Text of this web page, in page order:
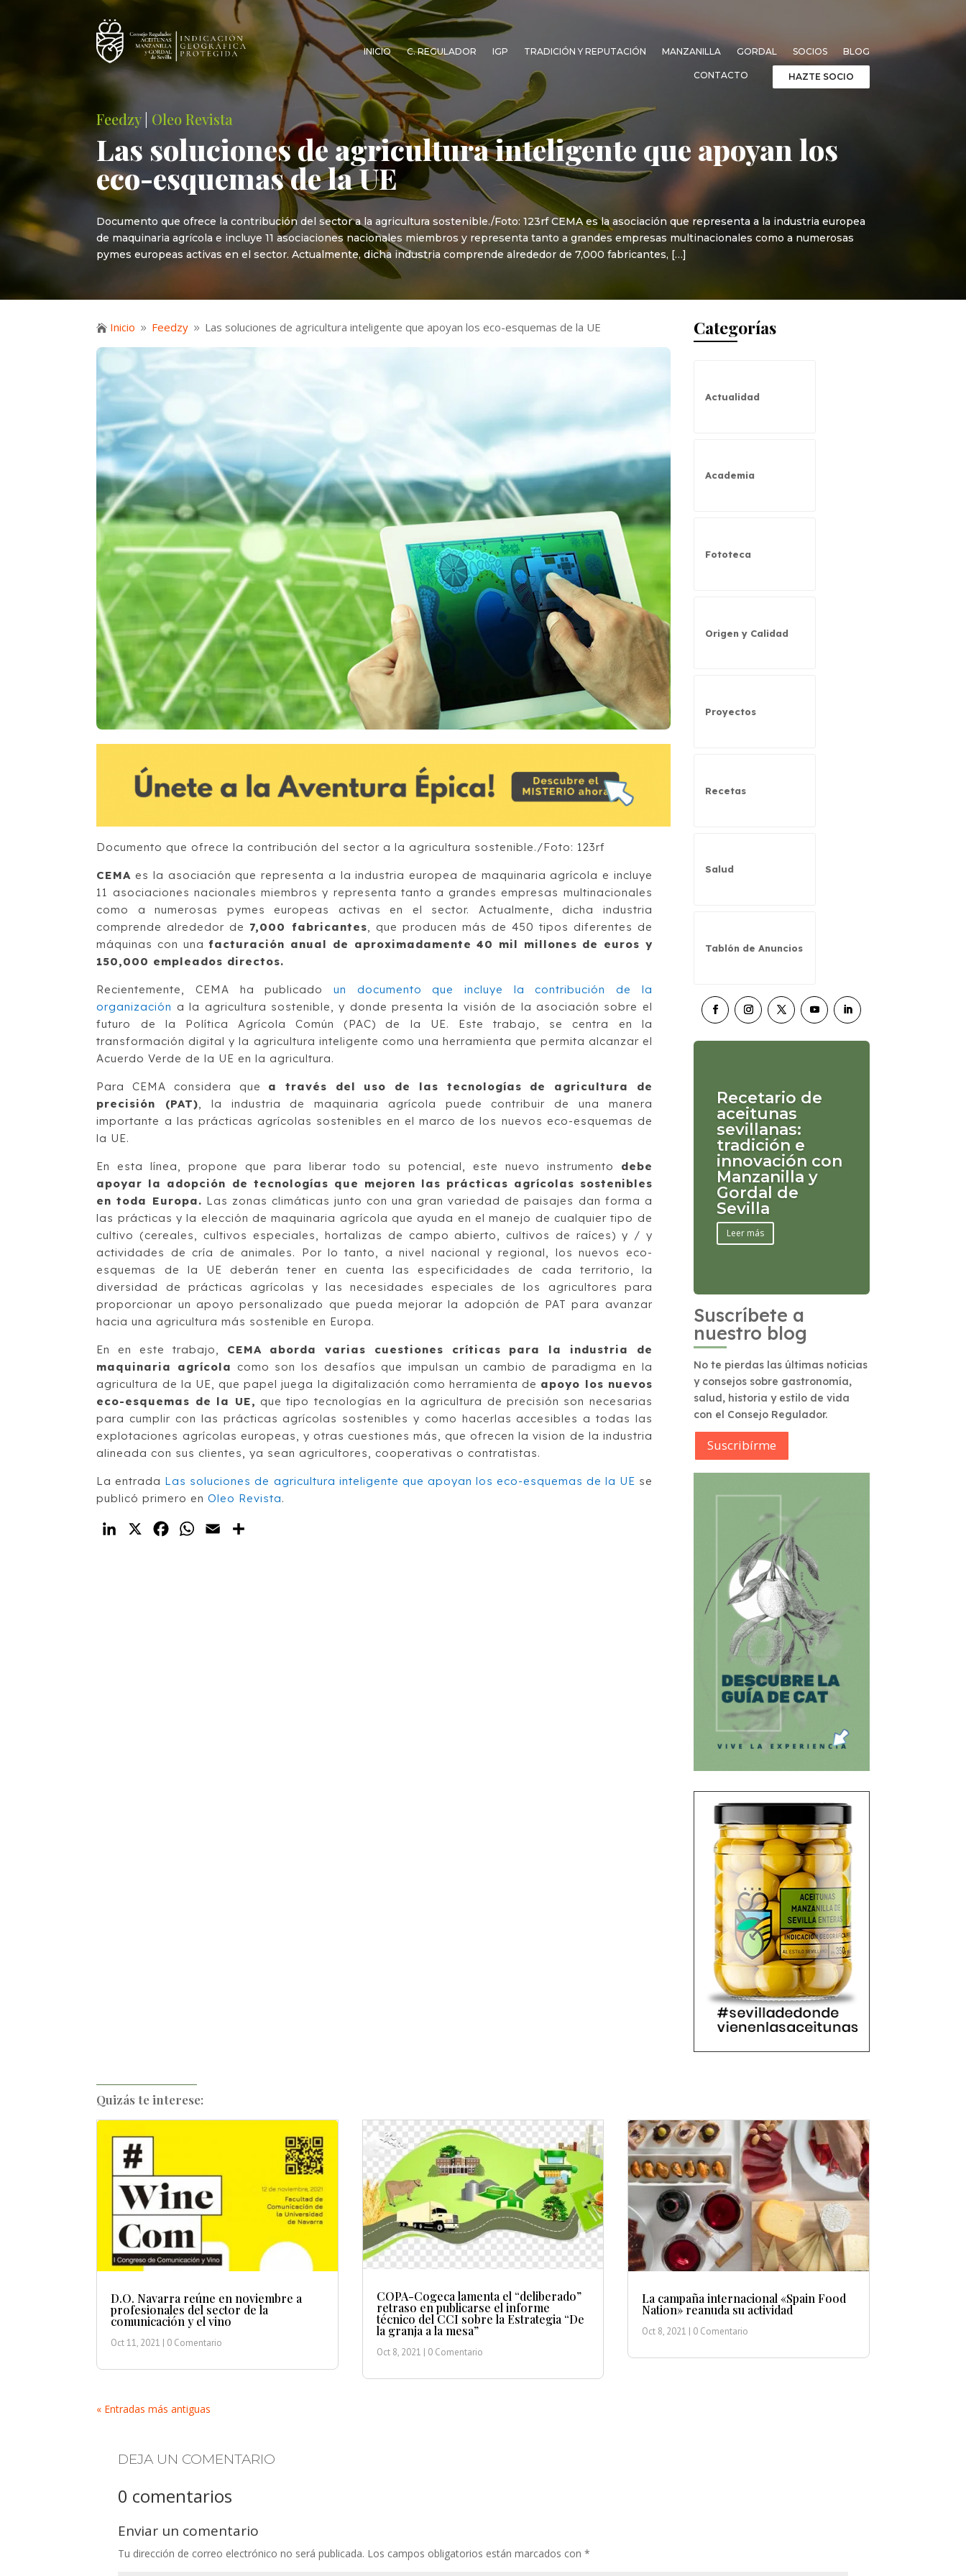
INICIO C. REGULADOR IGP TRADICIÓN Y REPUTACIÓN MANZANILLA GORDAL SOCIOS BLOG
CONTACTO HAZTE SOCIO
Feedzy| Oleo Revista
Las soluciones de agricultura inteligente que apoyan los
eco-esquemas de la UE
Documento que ofrece la contribución del sector a la agricultura sostenible./Foto: 123rf CEMA es la asociación que representa a la industria europea
de maquinaria agrícola e incluye 11 asociaciones nacionales miembros y representa tanto a grandes empresas multinacionales como a numerosas
pymes europeas activas en el sector. Actualmente, dicha industria comprende alrededor de 7,000 fabricantes, […]
 Inicio 9 Feedzy 9 Las soluciones de agricultura inteligente que apoyan los eco-esquemas de la UE
Documento que ofrece la contribución del sector a la agricultura sostenible./Foto: 123rf
CEMA es la asociación que representa a la industria europea de maquinaria agrícola e incluye
11 asociaciones nacionales miembros y representa tanto a grandes empresas multinacionales
como a numerosas pymes europeas activas en el sector. Actualmente, dicha industria
comprende alrededor de 7,000 fabricantes , que producen más de 450 tipos diferentes de
máquinas con unafacturación anual de aproximadamente 40 mil millones de euros y
150,000 empleados directos.
Recientemente, CEMA ha publicadoun documento que incluye la contribución de la
organización a la agricultura sostenible, y donde presenta la visión de la asociación sobre el
futuro de la Política Agrícola Común (PAC) de la UE. Este trabajo, se centra en la
transformación digital y la agricultura inteligente como una herramienta que permita alcanzar el
Acuerdo Verde de la UE en la agricultura.
Para CEMA considera que a través del uso de las tecnologías de agricultura de
precisión (PAT) , la industria de maquinaria agrícola puede contribuir de una manera
importante a las prácticas agrícolas sostenibles en el marco de los nuevos eco-esquemas de
la UE.
En esta línea, propone que para liberar todo su potencial, este nuevo instrumento debe
apoyar la adopción de tecnologías que mejoren las prácticas agrícolas sostenibles
en toda Europa. Las zonas climáticas junto con una gran variedad de paisajes dan forma a
las prácticas y la elección de maquinaria agrícola que ayuda en el manejo de cualquier tipo de
cultivo (cereales, cultivos especiales, hortalizas de campo abierto, cultivos de raíces) y / y
actividades de cría de animales. Por lo tanto, a nivel nacional y regional, los nuevos eco-
esquemas de la UE deberán tener en cuenta las especificidades de cada territorio, la
diversidad de prácticas agrícolas y las necesidades especiales de los agricultores para
proporcionar un apoyo personalizado que pueda mejorar la adopción de PAT para avanzar
hacia una agricultura más sostenible en Europa.
En en este trabajo, CEMA aborda varias cuestiones críticas para la industria de
maquinaria agrícola como son los desafíos que impulsan un cambio de paradigma en la
agricultura de la UE, que papel juega la digitalización como herramienta de apoyo los nuevos
eco-esquemas de la UE, que tipo tecnologías en la agricultura de precisión son necesarias
para cumplir con las prácticas agrícolas sostenibles y como hacerlas accesibles a todas las
explotaciones agrícolas europeas, y otras cuestiones más, que ofrecen la vision de la industria
alineada con sus clientes, ya sean agricultores, cooperativas o contratistas.
La entrada Las soluciones de agricultura inteligente que apoyan los eco-esquemas de la UE se
publicó primero enOleo Revista.
LinkedIn
X FacebookWhatsApp
Email
Categorías
Actualidad
Academia
Fototeca
Origen y Calidad
Proyectos
Recetas
Salud
Tablón de Anuncios
Recetario de
aceitunas
sevillanas:
tradición e
innovación con
Manzanilla y
Gordal de
Sevilla
Leer más
Suscríbete a
nuestro blog
No te pierdas las últimas noticias
y consejos sobre gastronomía,
salud, historia y estilo de vida
con el Consejo Regulador.
Suscribírme
Quizás te interese:
D.O. Navarra reúne en noviembre a
profesionales del sector de la
comunicación y el vino
Oct 11, 2021 | 0 Comentario
COPA-Cogeca lamenta el “deliberado”
retraso en publicarse el informe
técnico del CCI sobre la Estrategia “De
la granja a la mesa”
Oct 8, 2021 | 0 Comentario
La campaña internacional «Spain Food
Nation» reanuda su actividad
Oct 8, 2021 | 0 Comentario
« Entradas más antiguas
DEJA UN COMENTARIO
0 comentarios
Enviar un comentario
Tu dirección de correo electrónico no será publicada. Los campos obligatorios están marcados con*